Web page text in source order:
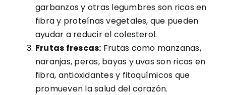
garbanzos y otras legumbres son ricas en
fibra y proteínas vegetales, que pueden
ayudar a reducir el colesterol.
Frutas frescas: Frutas como manzanas,
naranjas, peras, bayas y uvas son ricas en
fibra, antioxidantes y fitoquímicos que
promueven la salud del corazón.